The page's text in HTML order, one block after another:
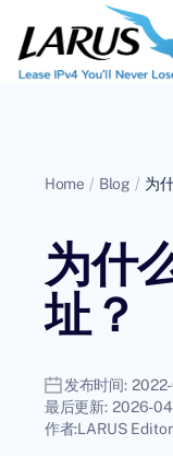
Home / Blog / 为
为什
址？
发布时间:
最后更新: 2026-
作者:LARUS